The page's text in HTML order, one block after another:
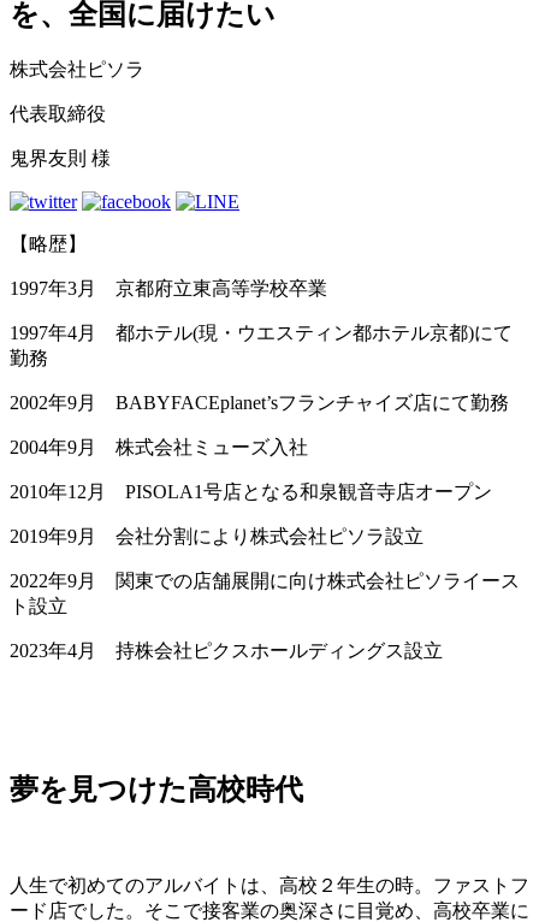
を、全国に届けたい
株式会社ピソラ
代表取締役
鬼界友則 様
【略歴】
1997年3月 京都府立東高等学校卒業
1997年4月 都ホテル(現・ウエスティン都ホテル京都)にて
勤務
2002年9月 BABYFACEplanet’sフランチャイズ店にて勤務
2004年9月 株式会社ミューズ入社
2010年12月 PISOLA1号店となる和泉観音寺店オープン
2019年9月 会社分割により株式会社ピソラ設立
2022年9月 関東での店舗展開に向け株式会社ピソライース
ト設立
2023年4月 持株会社ピクスホールディングス設立
夢を見つけた高校時代
人生で初めてのアルバイトは、高校２年生の時。ファストフ
ード店でした。そこで接客業の奥深さに目覚め、高校卒業に